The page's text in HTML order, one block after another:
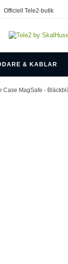
Officiell Tele2-butik
& KABLAR
Case MagSafe -